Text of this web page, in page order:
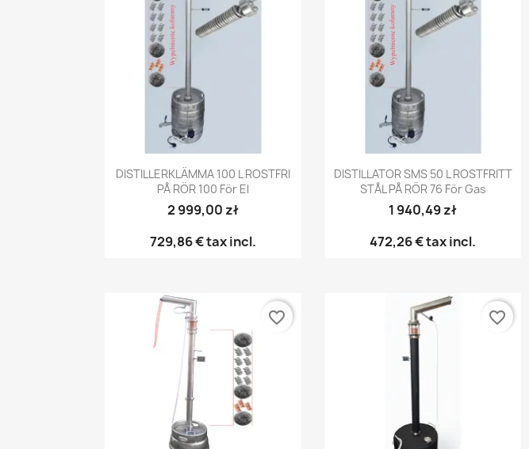
Snabbvy
DISTILLERKLÄMMA 100 L ROSTFRI
PÅ RÖR 100 För El
2 999,00 zł
729,86 €tax incl.
Snabbvy
DISTILLATOR SMS 50 L ROSTFRITT
STÅL PÅ RÖR 76 För Gas
1 940,49 zł
472,26 €tax incl.
favorite_border favorite_border